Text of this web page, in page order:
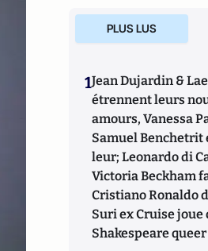
PLUS LUS
1Jean Dujardin &
étrennent leurs
amours, Vanessa
Samuel
leur; Leonardo di
Victoria Beckham
Cristiano Ronaldo
Suri ex Cruise joue
Shakespeare queer